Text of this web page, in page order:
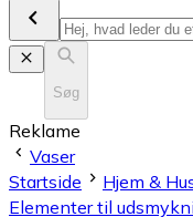
Søg
Reklame
Vaser
Startside
Hjem &
Elementer til